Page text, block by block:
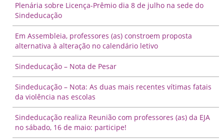
Plenária sobre Licença-Prêmio dia 8 de julho na sede do
Sindeducação
Em Assembleia, professores (as) constroem proposta
alternativa à alteração no calendário letivo
Sindeducação – Nota de Pesar
Sindeducação – Nota: As duas mais recentes vítimas fatais
da violência nas escolas
Sindeducação realiza Reunião com professores (as) da EJA
no sábado, 16 de maio: participe!